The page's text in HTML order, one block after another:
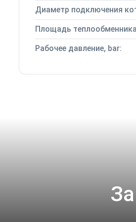
Диаметр подключения
Площадь
Рабочее давление, bar: